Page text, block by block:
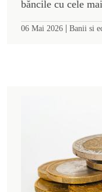
băncile cu cele
06 Mai 2026 | Banii si